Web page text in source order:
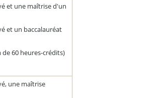
et une maîtrise d'un
et un baccalauréat
60 heures-crédits)
une maîtrise